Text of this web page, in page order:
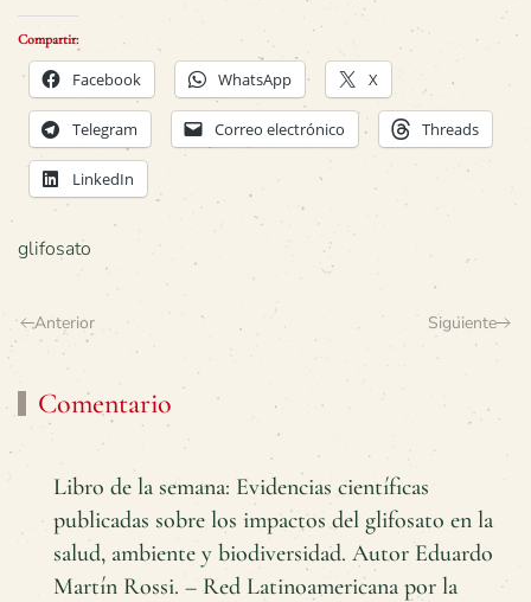
Compartir:
Facebook WhatsApp X
Telegram Correo electrónico Threads
LinkedIn
glifosato
Anterior Siguiente
Comentario
Libro de la semana: Evidencias científicas
publicadas sobre los impactos del glifosato en la
salud, ambiente y biodiversidad. Autor Eduardo
Martín Rossi. – Red Latinoamericana por la